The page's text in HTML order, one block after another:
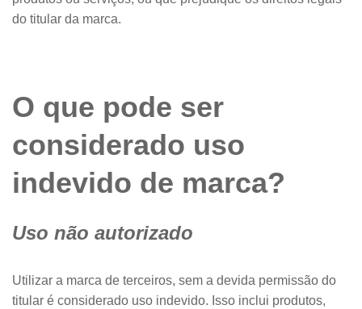
do titular da marca.
O que pode ser
considerado uso
indevido de marca?
Uso não autorizado
Utilizar a marca de terceiros, sem a devida permissão do
titular é considerado uso indevido. Isso inclui produtos,